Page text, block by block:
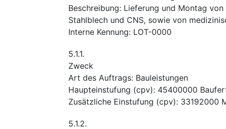
Beschreibung: Lieferung und Montag
Stahlblech und CNS, sowie von
Interne Kennung: LOT-0000
5.1.1.
Zweck
Art des Auftrags: Bauleistungen
Haupteinstufung (cpv): 45400000
Zusätzliche Einstufung (cpv): 33192000
5.1.2.